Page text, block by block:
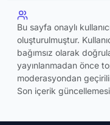
Bu sayfa onaylı
oluşturulmuştur.
bağımsız olarak
yayınlanmadan önce
moderasyondan
Son içerik